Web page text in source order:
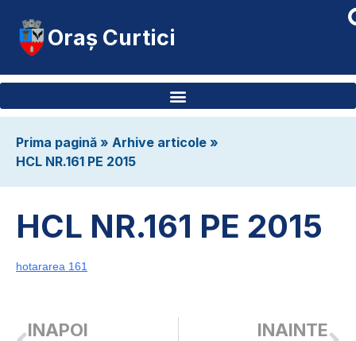
Oraș Curtici
Prima pagină » Arhive articole »
HCL NR.161 PE 2015
HCL NR.161 PE 2015
hotararea 161
INAPOI INAINTE